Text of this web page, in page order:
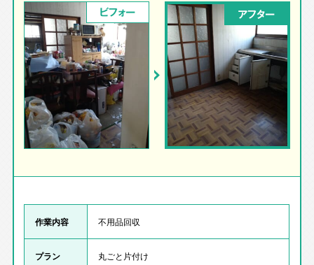
ビフォー アフター
作業内容 不用品回収
プラン 丸ごと片付け